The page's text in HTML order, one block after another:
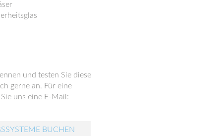
und testen Sie diese
gerne an. Für eine
uns eine E-Mail:
BUCHEN